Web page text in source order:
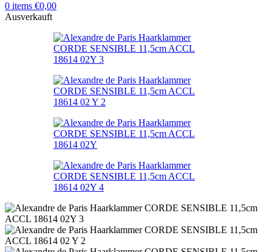
0 items €0,00
Ausverkauft